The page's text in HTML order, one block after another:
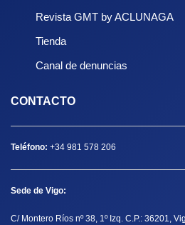
Revista GMT by ACLUNAGA
Tienda
Canal de denuncias
CONTACTO
Teléfono: +34 981 578 206
Sede de Vigo:
C/ Montero Ríos nº 38, 1º Izq. C.P.: 36201,